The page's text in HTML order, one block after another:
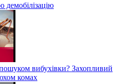
демобілізацію
вибухівки? Захопливий
комах